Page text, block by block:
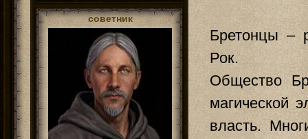
советник
Бретонцы –
Рок.
Общество
магической
власть.